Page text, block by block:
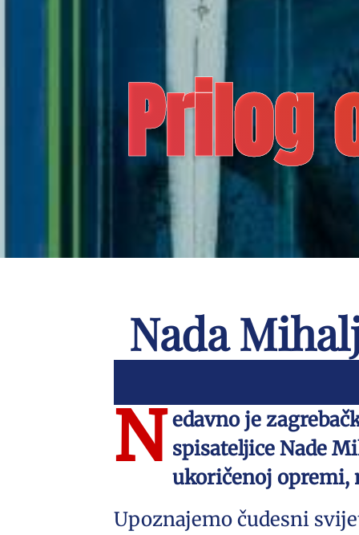
Prilog
Nada
N edavno je
spisateljice Nade
ukoričenoj opremi,
Upoznajemo čudesni